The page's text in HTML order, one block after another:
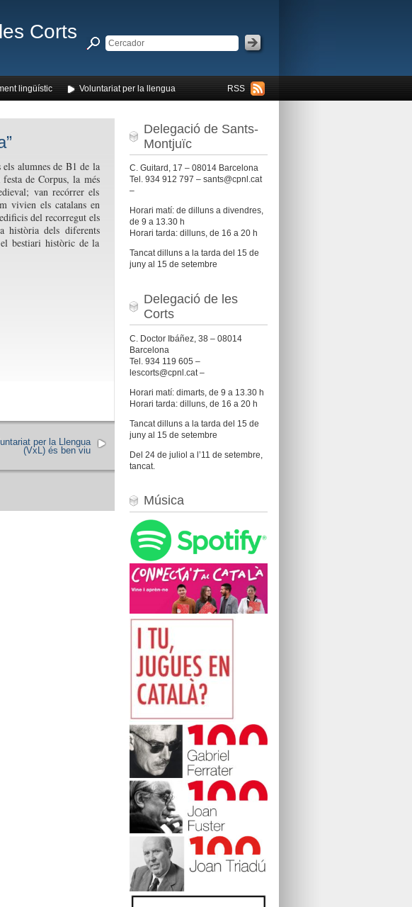
Corts
RSS
lingüístic Voluntariat per la llengua
alumnes de B1 de la
de Corpus, la més
van recórrer els
vivien els catalans en
del recorregut els
història dels diferents
bestiari històric de la
per la Llengua
(VxL) és ben viu
Delegació de Sants-
Montjuïc
C. Guitard, 17 – 08014 Barcelona
Tel. 934 912 797 – sants@cpnl.cat
–
Horari matí: de dilluns a divendres,
de 9 a 13.30 h
Horari tarda: dilluns, de 16 a 20 h
Tancat dilluns a la tarda del 15 de
juny al 15 de setembre
Delegació de les
Corts
C. Doctor Ibáñez, 38 – 08014
Barcelona
Tel. 934 119 605 –
lescorts@cpnl.cat –
Horari matí: dimarts, de 9 a 13.30 h
Horari tarda: dilluns, de 16 a 20 h
Tancat dilluns a la tarda del 15 de
juny al 15 de setembre
Del 24 de juliol a l’11 de setembre,
tancat.
Música